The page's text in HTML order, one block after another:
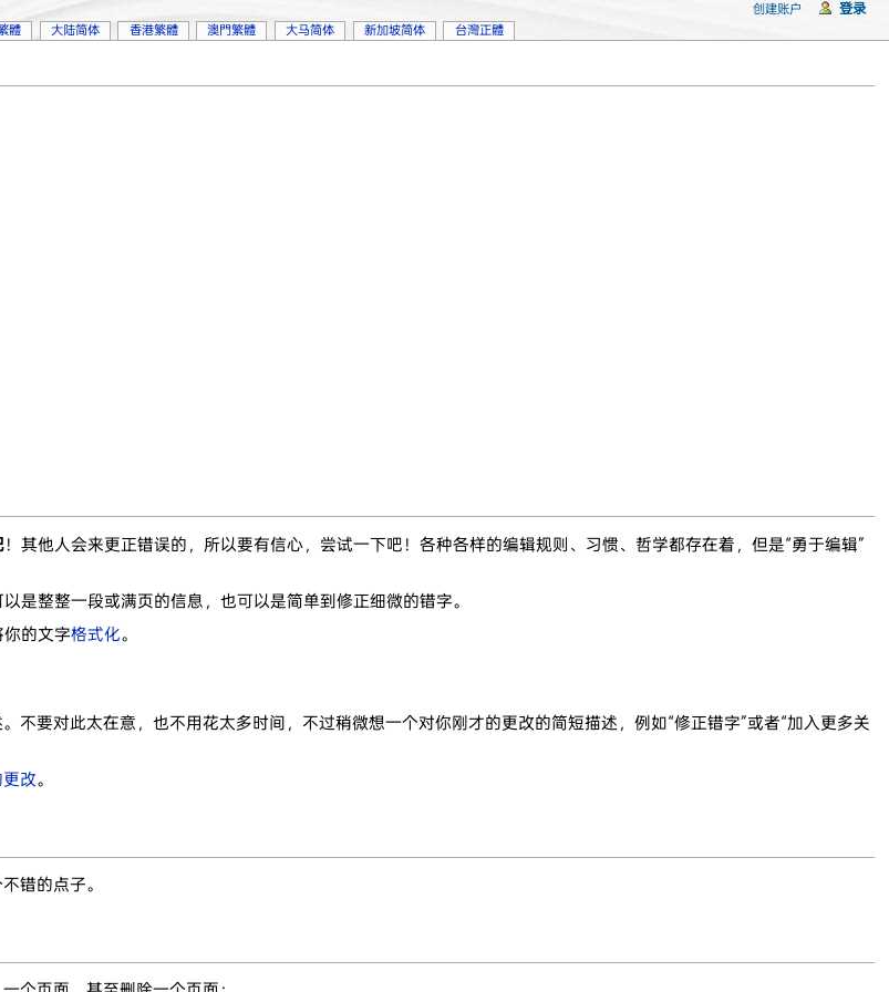
！其他人会来更正错误的，所以要有信心，尝试一下吧！各种各样的编辑规则、习惯、哲学都存在着，但是“勇于编辑”
是整整一段或满页的信息，也可以是简单到修正细微的错字。
的文字格式化。
不要对此太在意，也不用花太多时间，不过稍微想一个对你刚才的更改的简短描述，例如“修正错字”或者“加入更多关
改。
错的点子。
體 大陆简体 香港繁體 澳門繁體 大马简体 新加坡简体 台灣正體
创建账户 登录